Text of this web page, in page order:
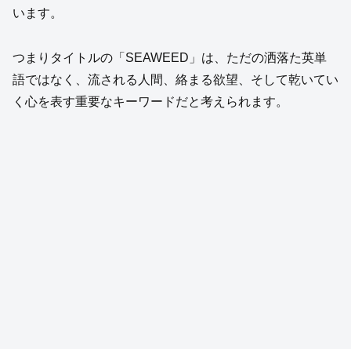
います。
つまりタイトルの「SEAWEED」は、ただの洒落た英単
語ではなく、流される人間、絡まる欲望、そして乾いてい
く心を表す重要なキーワードだと考えられます。